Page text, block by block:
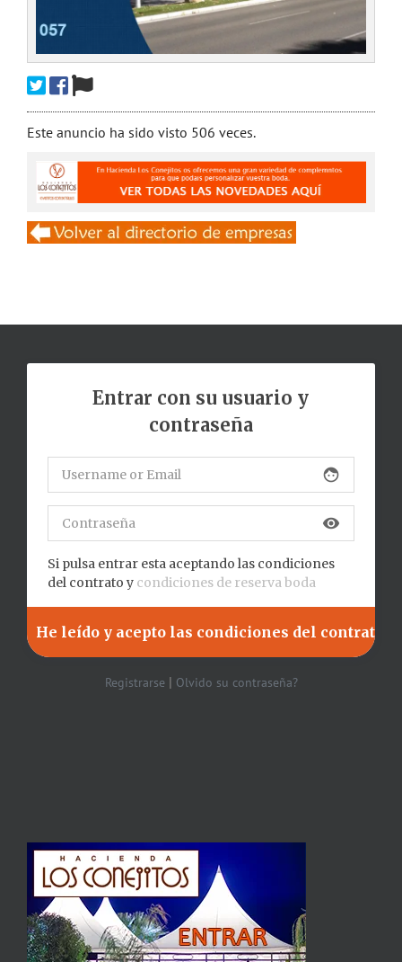
Este anuncio ha sido visto 506 veces.
Entrar con su usuario y
contraseña
face
visibility
Si pulsa entrar esta aceptando las condiciones
del contrato y condiciones de reserva boda
Registrarse| Olvido su contraseña?